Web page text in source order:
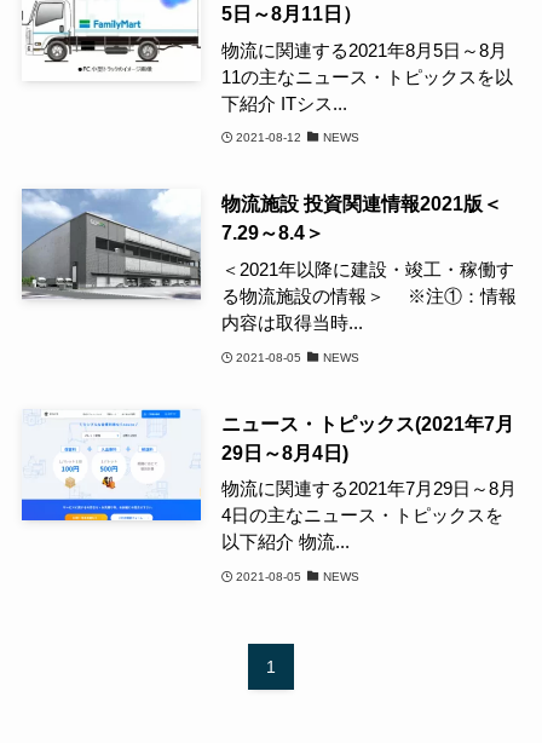
5日～8月11日）
物流に関連する2021年8月5日～8月
11の主なニュース・トピックスを以
下紹介 ITシス...
2021-08-12 NEWS
物流施設 投資関連情報2021版＜
7.29～8.4＞
＜2021年以降に建設・竣工・稼働す
る物流施設の情報＞ ※注①：情報
内容は取得当時...
2021-08-05 NEWS
ニュース・トピックス(2021年7月
29日～8月4日)
物流に関連する2021年7月29日～8月
4日の主なニュース・トピックスを
以下紹介 物流...
2021-08-05 NEWS
1